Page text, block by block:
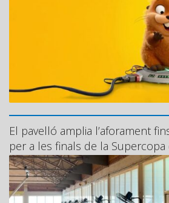
El pavelló amplia l’aforament
per a les finals de la Supercopa